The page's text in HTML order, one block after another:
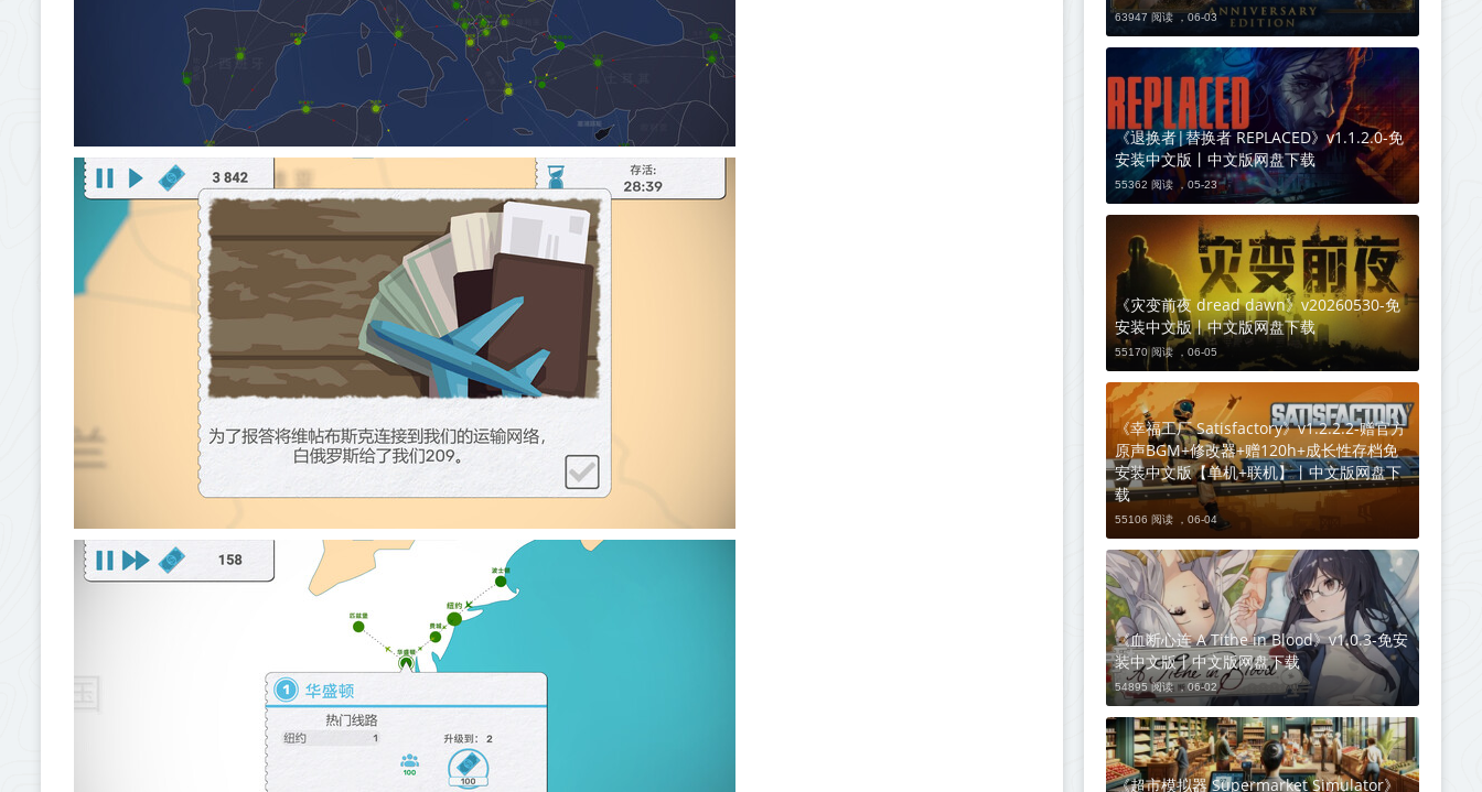
63947 阅读 ，06-03
《退换者|替换者 REPLACED》v1.1.2.0-免
安装中文版丨中文版网盘下载
55362 阅读 ，05-23
《灾变前夜 dread dawn》v20260530-免
安装中文版丨中文版网盘下载
55170 阅读 ， 06-05
《幸福工厂 Satisfactory》v1.2.2.2-赠官方
原声BGM+修改器+赠120h+成长性存档免
安装中文版【单机+联机】丨中文版网盘下
载
55106 阅读 ， 06-04
《血断心连 A Tithe in Blood》v1.0.3-免安
装中文版丨中文版网盘下载
54895 阅读 ，06-02
《超市模拟器 Supermarket Simulator》